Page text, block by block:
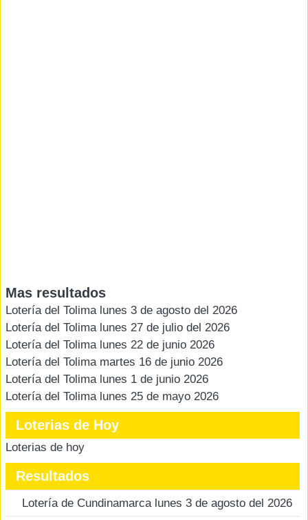
Mas resultados
Lotería del Tolima lunes 3 de agosto del 2026
Lotería del Tolima lunes 27 de julio del 2026
Lotería del Tolima lunes 22 de junio 2026
Lotería del Tolima martes 16 de junio 2026
Lotería del Tolima lunes 1 de junio 2026
Lotería del Tolima lunes 25 de mayo 2026
Loterias de Hoy
Loterias de hoy
Resultados
Lotería de Cundinamarca lunes 3 de agosto del 2026